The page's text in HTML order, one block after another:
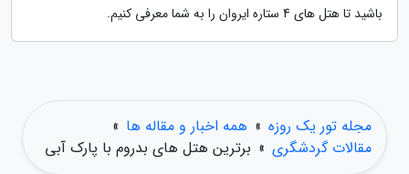
باشید تا هتل های 4 ستاره ایروان را به شما معرفی کنیم.
مجله تور یک روزه » همه اخبار و مقاله ها »
مقالات گردشگری » برترین هتل های بدروم با پارک آبی